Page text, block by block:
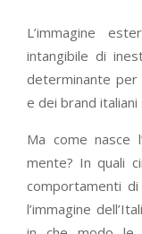
L’immagine
intangibile di
determinante
e dei brand
Ma come nasce
mente? In quali
comportamenti
l’immagine